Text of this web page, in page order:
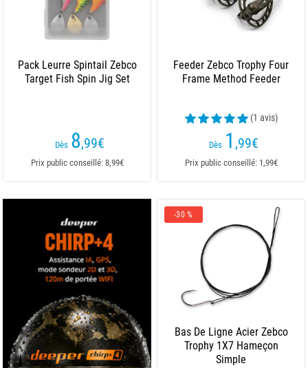
Pack Leurre Spintail Zebco
Target Fish Spin Jig Set
Dès 8,99€
Prix public conseillé: 8,99€
Feeder Zebco Trophy Four
Frame Method Feeder
(1 avis)
Dès 1 ,99€
Prix public conseillé: 1,99€
-30 %
Bas De Ligne Acier Zebco
Trophy 1X7 Hameçon
Simple